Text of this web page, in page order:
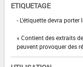
ETIQUETAGE
- L'étiquette devra porter
« Contient des extraits
peuvent provoquer des